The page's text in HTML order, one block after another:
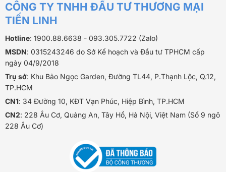
CÔNG TY TNHH ĐẦU TƯ THƯƠNG MẠI
TIẾN LINH
Hotline: 1900.88.6638 - 093.305.7722 (Zalo)
MSDN: 0315243246 do Sở Kế hoạch và Đầu tư TPHCM cấp
ngày 04/9/2018
Trụ sở: Khu Bảo Ngọc Garden, Đường TL44, P.Thạnh Lộc, Q.12,
TP.HCM
CN1: 34 Đường 10, KĐT Vạn Phúc, Hiệp Bình, TP.HCM
CN2: 228 Âu Cơ, Quảng An, Tây Hồ, Hà Nội, Việt Nam (Số 9 ngõ
228 Âu Cơ)